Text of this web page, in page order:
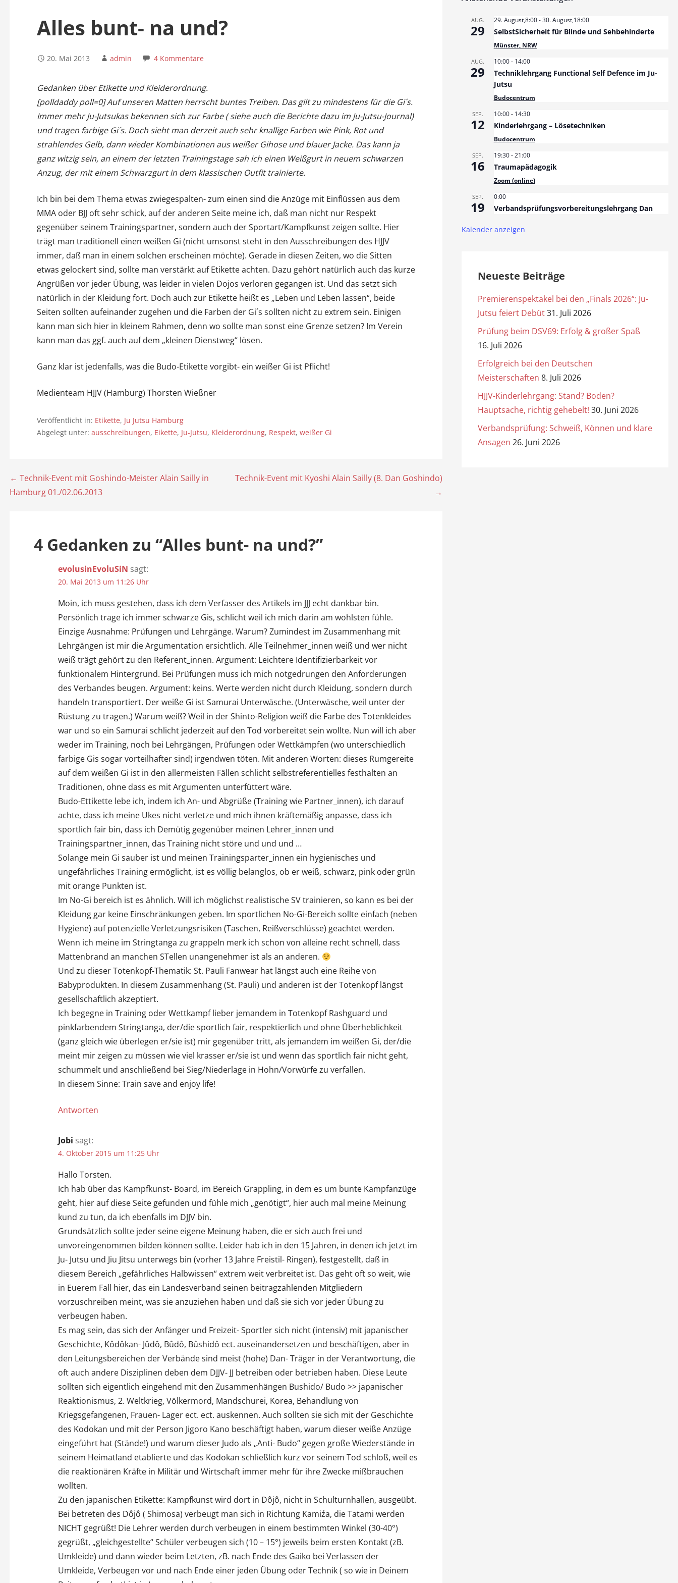
Alles bunt- na und?
20. Mai 2013 admin 4 Kommentare
Gedanken über Etikette und Kleiderordnung.
[polldaddy poll=0] Auf unseren Matten herrscht buntes Treiben. Das gilt zu mindestens für die Gi´s.
Immer mehr Ju-Jutsukas bekennen sich zur Farbe ( siehe auch die Berichte dazu im Ju-Jutsu-Journal)
und tragen farbige Gi´s. Doch sieht man derzeit auch sehr knallige Farben wie Pink, Rot und
strahlendes Gelb, dann wieder Kombinationen aus weißer Gihose und blauer Jacke. Das kann ja
ganz witzig sein, an einem der letzten Trainingstage sah ich einen Weißgurt in neuem schwarzen
Anzug, der mit einem Schwarzgurt in dem klassischen Outfit trainierte.
Ich bin bei dem Thema etwas zwiegespalten- zum einen sind die Anzüge mit Einflüssen aus dem
MMA oder BJJ oft sehr schick, auf der anderen Seite meine ich, daß man nicht nur Respekt
gegenüber seinem Trainingspartner, sondern auch der Sportart/Kampfkunst zeigen sollte. Hier
trägt man traditionell einen weißen Gi (nicht umsonst steht in den Ausschreibungen des HJJV
immer, daß man in einem solchen erscheinen möchte). Gerade in diesen Zeiten, wo die Sitten
etwas gelockert sind, sollte man verstärkt auf Etikette achten. Dazu gehört natürlich auch das kurze
Angrüßen vor jeder Übung, was leider in vielen Dojos verloren gegangen ist. Und das setzt sich
natürlich in der Kleidung fort. Doch auch zur Etikette heißt es „Leben und Leben lassen“, beide
Seiten sollten aufeinander zugehen und die Farben der Gi´s sollten nicht zu extrem sein. Einigen
kann man sich hier in kleinem Rahmen, denn wo sollte man sonst eine Grenze setzen? Im Verein
kann man das ggf. auch auf dem „kleinen Dienstweg“ lösen.
Ganz klar ist jedenfalls, was die Budo-Etikette vorgibt- ein weißer Gi ist Pflicht!
Medienteam HJJV (Hamburg) Thorsten Wießner
Veröffentlicht in: Etikette, Ju Jutsu Hamburg
Abgelegt unter: ausschreibungen, Eikette, Ju-Jutsu, Kleiderordnung, Respekt, weißer Gi
B
← Technik-Event mit Goshindo-Meister Alain Sailly in
Hamburg 01./02.06.2013
Technik-Event mit Kyoshi Alain Sailly (8. Dan Goshindo)
→
4 Gedanken zu “ Alles bunt- na und?”
evolusinEvoluSiN sagt:
20. Mai 2013 um 11:26 Uhr
Moin, ich muss gestehen, dass ich dem Verfasser des Artikels im JJJ echt dankbar bin.
Persönlich trage ich immer schwarze Gis, schlicht weil ich mich darin am wohlsten fühle.
Einzige Ausnahme: Prüfungen und Lehrgänge. Warum? Zumindest im Zusammenhang mit
Lehrgängen ist mir die Argumentation ersichtlich. Alle Teilnehmer_innen weiß und wer nicht
weiß trägt gehört zu den Referent_innen. Argument: Leichtere Identifizierbarkeit vor
funktionalem Hintergrund. Bei Prüfungen muss ich mich notgedrungen den Anforderungen
des Verbandes beugen. Argument: keins. Werte werden nicht durch Kleidung, sondern durch
handeln transportiert. Der weiße Gi ist Samurai Unterwäsche. (Unterwäsche, weil unter der
Rüstung zu tragen.) Warum weiß? Weil in der Shinto-Religion weiß die Farbe des Totenkleides
war und so ein Samurai schlicht jederzeit auf den Tod vorbereitet sein wollte. Nun will ich aber
weder im Training, noch bei Lehrgängen, Prüfungen oder Wettkämpfen (wo unterschiedlich
farbige Gis sogar vorteilhafter sind) irgendwen töten. Mit anderen Worten: dieses Rumgereite
auf dem weißen Gi ist in den allermeisten Fällen schlicht selbstreferentielles festhalten an
Traditionen, ohne dass es mit Argumenten unterfüttert wäre.
Budo-Ettikette lebe ich, indem ich An- und Abgrüße (Training wie Partner_innen), ich darauf
achte, dass ich meine Ukes nicht verletze und mich ihnen kräftemäßig anpasse, dass ich
sportlich fair bin, dass ich Demütig gegenüber meinen Lehrer_innen und
Trainingspartner_innen, das Training nicht störe und und und …
Solange mein Gi sauber ist und meinen Trainingsparter_innen ein hygienisches und
ungefährliches Training ermöglicht, ist es völlig belanglos, ob er weiß, schwarz, pink oder grün
mit orange Punkten ist.
Im No-Gi bereich ist es ähnlich. Will ich möglichst realistische SV trainieren, so kann es bei der
Kleidung gar keine Einschränkungen geben. Im sportlichen No-Gi-Bereich sollte einfach (neben
Hygiene) auf potenzielle Verletzungsrisiken (Taschen, Reißverschlüsse) geachtet werden.
Wenn ich meine im Stringtanga zu grappeln merk ich schon von alleine recht schnell, dass
Mattenbrand an manchen STellen unangenehmer ist als an anderen.
Und zu dieser Totenkopf-Thematik: St. Pauli Fanwear hat längst auch eine Reihe von
Babyprodukten. In diesem Zusammenhang (St. Pauli) und anderen ist der Totenkopf längst
gesellschaftlich akzeptiert.
Ich begegne in Training oder Wettkampf lieber jemandem in Totenkopf Rashguard und
pinkfarbendem Stringtanga, der/die sportlich fair, respektierlich und ohne Überheblichkeit
(ganz gleich wie überlegen er/sie ist) mir gegenüber tritt, als jemandem im weißen Gi, der/die
meint mir zeigen zu müssen wie viel krasser er/sie ist und wenn das sportlich fair nicht geht,
schummelt und anschließend bei Sieg/Niederlage in Hohn/Vorwürfe zu verfallen.
In diesem Sinne: Train save and enjoy life!
Antworten
Jobi sagt:
4. Oktober 2015 um 11:25 Uhr
Hallo Torsten.
Ich hab über das Kampfkunst- Board, im Bereich Grappling, in dem es um bunte Kampfanzüge
geht, hier auf diese Seite gefunden und fühle mich „genötigt“, hier auch mal meine Meinung
kund zu tun, da ich ebenfalls im DJJV bin.
Grundsätzlich sollte jeder seine eigene Meinung haben, die er sich auch frei und
unvoreingenommen bilden können sollte. Leider hab ich in den 15 Jahren, in denen ich jetzt im
Ju- Jutsu und Jiu Jitsu unterwegs bin (vorher 13 Jahre Freistil- Ringen), festgestellt, daß in
diesem Bereich „gefährliches Halbwissen“ extrem weit verbreitet ist. Das geht oft so weit, wie
in Euerem Fall hier, das ein Landesverband seinen beitragzahlenden Mitgliedern
vorzuschreiben meint, was sie anzuziehen haben und daß sie sich vor jeder Übung zu
verbeugen haben.
Es mag sein, das sich der Anfänger und Freizeit- Sportler sich nicht (intensiv) mit japanischer
Geschichte, Kôdôkan- Jûdô, Bûdô, Bûshidô ect. auseinandersetzen und beschäftigen, aber in
den Leitungsbereichen der Verbände sind meist (hohe) Dan- Träger in der Verantwortung, die
oft auch andere Disziplinen deben dem DJJV- JJ betreiben oder betrieben haben. Diese Leute
sollten sich eigentlich eingehend mit den Zusammenhängen Bushido/ Budo >> japanischer
Reaktionismus, 2. Weltkrieg, Völkermord, Mandschurei, Korea, Behandlung von
Kriegsgefangenen, Frauen- Lager ect. ect. auskennen. Auch sollten sie sich mit der Geschichte
des Kodokan und mit der Person Jigoro Kano beschäftigt haben, warum dieser weiße Anzüge
eingeführt hat (Stände!) und warum dieser Judo als „Anti- Budo“ gegen große Wiederstände in
seinem Heimatland etablierte und das Kodokan schließlich kurz vor seinem Tod schloß, weil es
die reaktionären Kräfte in Militär und Wirtschaft immer mehr für ihre Zwecke mißbrauchen
wollten.
Zu den japanischen Etikette: Kampfkunst wird dort in Dôjô, nicht in Schulturnhallen, ausgeübt.
Bei betreten des Dôjô ( Shimosa) verbeugt man sich in Richtung Kamiźa, die Tatami werden
NICHT gegrüßt! Die Lehrer werden durch verbeugen in einem bestimmten Winkel (30-40°)
gegrüßt, „gleichgestellte“ Schüler verbeugen sich (10 – 15°) jeweils beim ersten Kontakt (zB.
Umkleide) und dann wieder beim Letzten, zB. nach Ende des Gaiko bei Verlassen der
Umkleide, Verbeugen vor und nach Ende einer jeden Übung oder Technik ( so wie in Deinem
AUG.
29
29. August,8:00-30. August,18:00
SelbstSicherheit für Blinde und Sehbehinderte
Münster, NRW
AUG.
29
10:00- 14:00
Techniklehrgang Functional Self Defence im Ju-
Jutsu
Budocentrum
SEP.
12
10:00- 14:30
Kinderlehrgang – Lösetechniken
Budocentrum
SEP.
16
19:30-21:00
Traumapädagogik
Zoom (online)
SEP.
19
0:00
Verbandsprüfungsvorbereitungslehrgang Dan
Kalender anzeigen
Neueste Beiträge
Premierenspektakel bei den „Finals 2026“: Ju-
Jutsu feiert Debüt31. Juli 2026
Prüfung beim DSV69: Erfolg & großer Spaß
16. Juli 2026
Erfolgreich bei den Deutschen
Meisterschaften 8. Juli 2026
HJJV-Kinderlehrgang: Stand? Boden?
Hauptsache, richtig gehebelt! 30. Juni 2026
Verbandsprüfung: Schweiß, Können und klare
Ansagen 26. Juni 2026